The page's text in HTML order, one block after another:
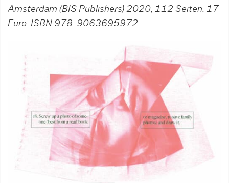
Amsterdam (BIS Publishers) 2020, 112 Seiten. 17
Euro. ISBN 978-9063695972